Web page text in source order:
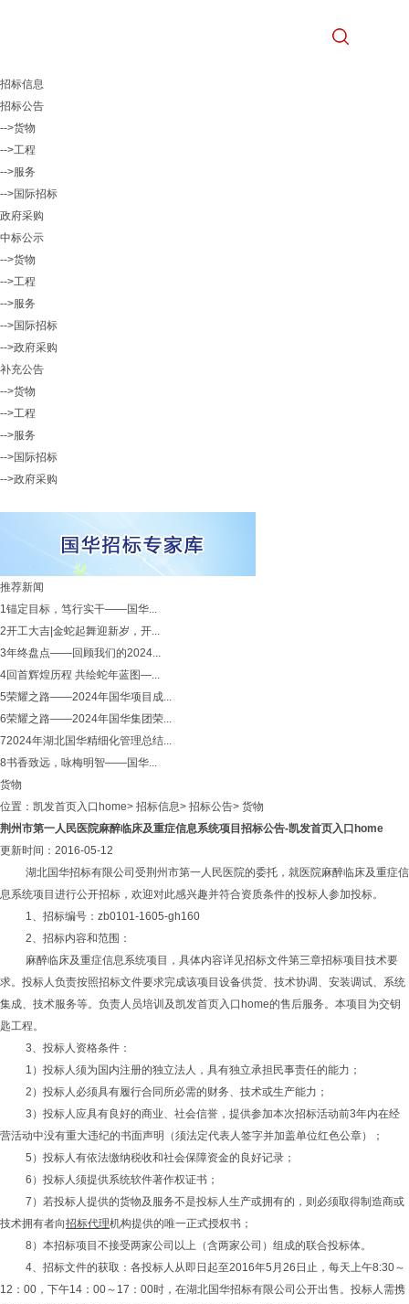
招标信息
招标公告
-->货物
-->工程
-->服务
-->国际招标
政府采购
中标公示
-->货物
-->工程
-->服务
-->国际招标
-->政府采购
补充公告
-->货物
-->工程
-->服务
-->国际招标
-->政府采购
推荐新闻
1锚定目标，笃行实干——国华...
2开工大吉|金蛇起舞迎新岁，开...
3年终盘点——回顾我们的2024...
4回首辉煌历程 共绘蛇年蓝图—...
5荣耀之路——2024年国华项目成...
6荣耀之路——2024年国华集团荣...
72024年湖北国华精细化管理总结...
8书香致远，咏梅明智——国华...
货物
位置： 凯发首页入口home> 招标信息> 招标公告> 货物
荆州市第一人民医院麻醉临床及重症信息系统项目招标公告-凯发首页入口home
更新时间：2016-05-12
湖北国华招标有限公司受荆州市第一人民医院的委托，就医院麻醉临床及重症信
息系统项目进行公开招标，欢迎对此感兴趣并符合资质条件的投标人参加投标。
1、招标编号：zb0101-1605-gh160
2、招标内容和范围：
麻醉临床及重症信息系统项目，具体内容详见招标文件第三章招标项目技术要
求。投标人负责按照招标文件要求完成该项目设备供货、技术协调、安装调试、系统
集成、技术服务等。负责人员培训及凯发首页入口home的售后服务。本项目为交钥
匙工程。
3、投标人资格条件：
1）投标人须为国内注册的独立法人，具有独立承担民事责任的能力；
2）投标人必须具有履行合同所必需的财务、技术或生产能力；
3）投标人应具有良好的商业、社会信誉，提供参加本次招标活动前3年内在经
营活动中没有重大违纪的书面声明（须法定代表人签字并加盖单位红色公章）；
5）投标人有依法缴纳税收和社会保障资金的良好记录；
6）投标人须提供系统软件著作权证书；
7）若投标人提供的货物及服务不是投标人生产或拥有的，则必须取得制造商或
技术拥有者向招标代理机构提供的唯一正式授权书；
8）本招标项目不接受两家公司以上（含两家公司）组成的联合投标体。
4、招标文件的获取：各投标人从即日起至2016年5月26日止，每天上午8:30～
12：00，下午14：00～17：00时，在湖北国华招标有限公司公开出售。投标人需携